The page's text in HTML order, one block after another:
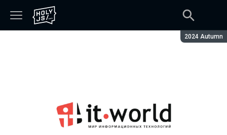
Сезон:
2024 Autumn